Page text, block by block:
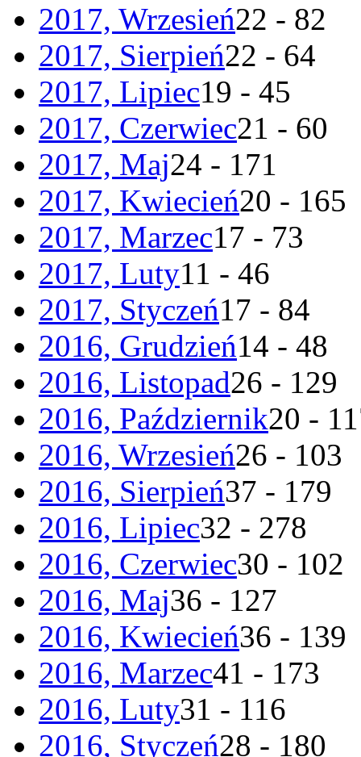
2017, Wrzesień22 - 82
2017, Sierpień22 - 64
2017, Lipiec19 - 45
2017, Czerwiec21 - 60
2017, Maj24 - 171
2017, Kwiecień20 - 165
2017, Marzec17 - 73
2017, Luty11 - 46
2017, Styczeń17 - 84
2016, Grudzień14 - 48
2016, Listopad26 - 129
2016, Październik20 -
2016, Wrzesień26 - 103
2016, Sierpień37 - 179
2016, Lipiec32 - 278
2016, Czerwiec30 - 102
2016, Maj36 - 127
2016, Kwiecień36 - 139
2016, Marzec41 - 173
2016, Luty31 - 116
2016, Styczeń28 - 180